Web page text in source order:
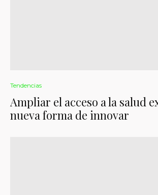
Tendencias
Ampliar el acceso a la salud
nueva forma de innovar